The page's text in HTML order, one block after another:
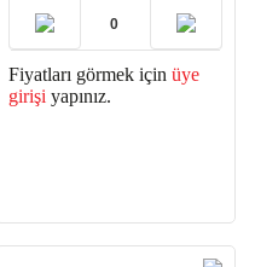
Fiyatları görmek için üye
girişi yapınız.